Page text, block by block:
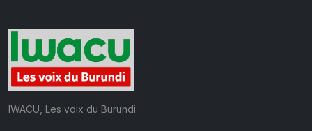
IWACU, Les voix du Burundi